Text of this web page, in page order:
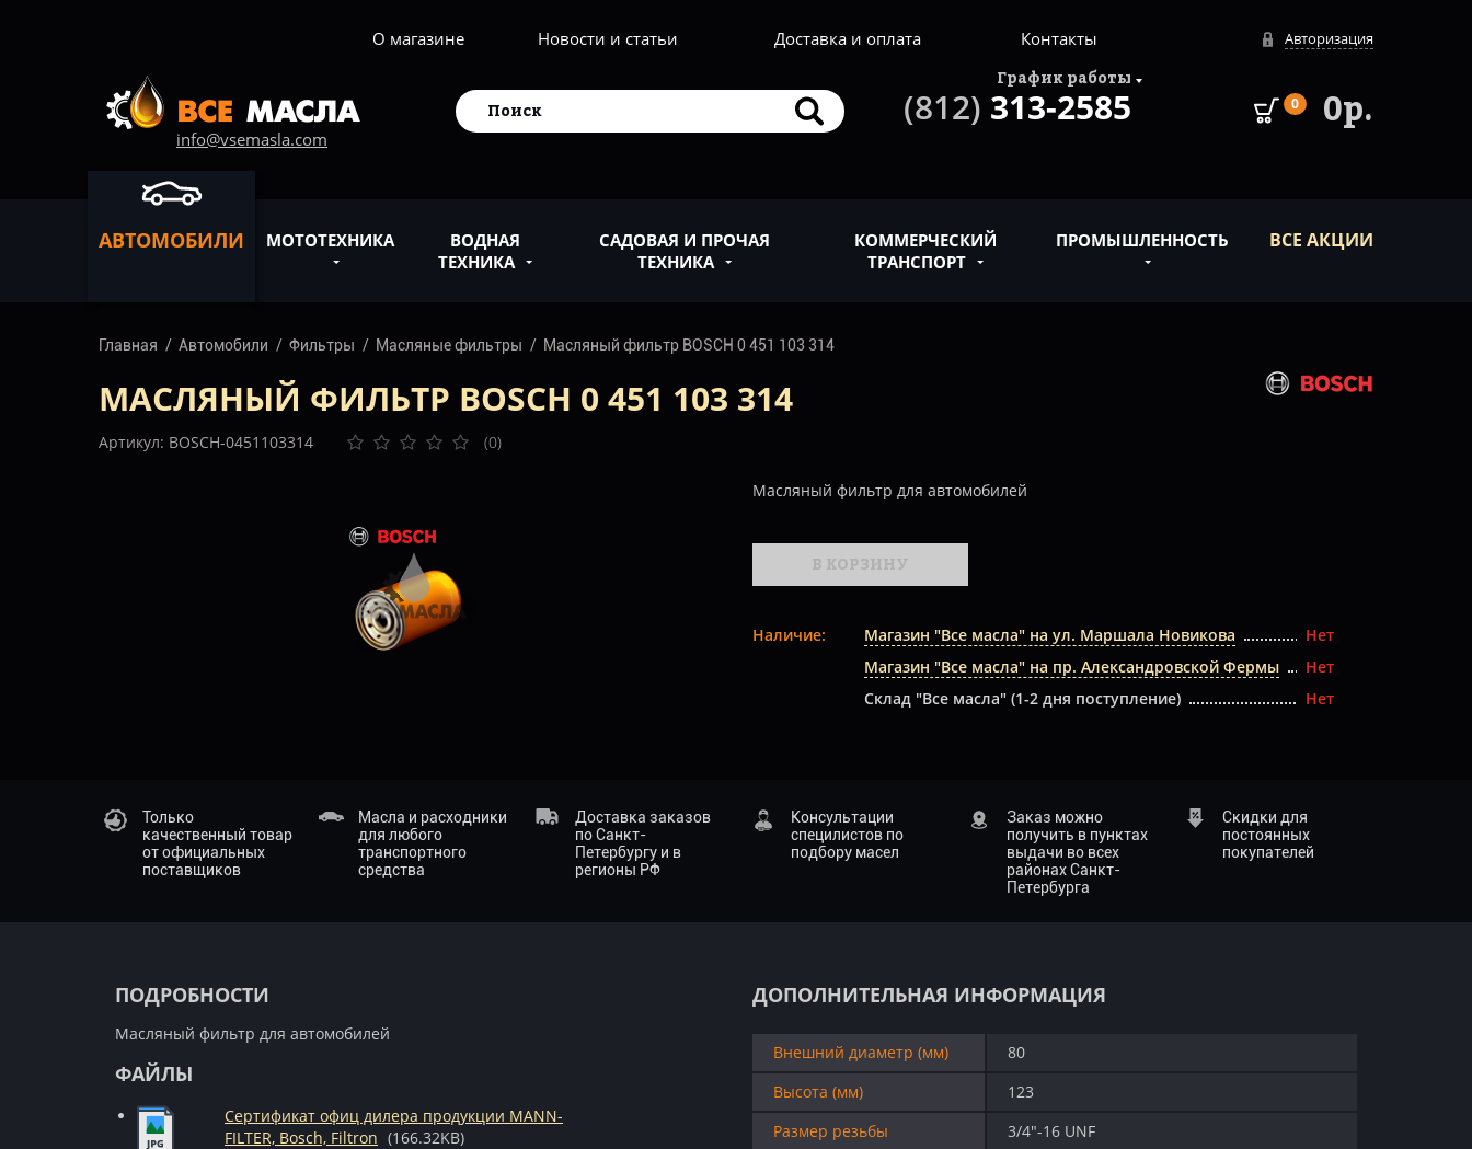
Авторизация
О магазине Новости и статьи Доставка и оплата Контакты
info@vsemasla.com
0 0р.
График работы
(812) 313-2585
АВТОМОБИЛИ МОТОТЕХНИКА
ВОДНАЯ
ТЕХНИКА
САДОВАЯ И ПРОЧАЯ
ТЕХНИКА
КОММЕРЧЕСКИЙ
ТРАНСПОРТ
ПРОМЫШЛЕННОСТЬ ВСЕ АКЦИИ
Главная Автомобили Фильтры Масляные фильтры Масляный фильтр BOSCH 0 451 103 314
МАСЛЯНЫЙ ФИЛЬТР BOSCH 0 451 103 314
Артикул: BOSCH-0451103314 (0)
Масляный фильтр для автомобилей
В КОРЗИНУ
Наличие: Магазин "Все масла" на ул. Маршала Новикова
Нет
Магазин "Все масла" на пр. Александровской Фермы
Нет
Склад "Все масла" (1-2 дня поступление)
Нет
Только
качественный товар
от официальных
поставщиков
Масла и расходники
для любого
транспортного
средства
Доставка заказов
по Санкт-
Петербургу и в
регионы РФ
Консультации
специлистов по
подбору масел
Заказ можно
получить в пунктах
выдачи во всех
районах Санкт-
Петербурга
Скидки для
постоянных
покупателей
ПОДРОБНОСТИ
Масляный фильтр для автомобилей
ФАЙЛЫ
Сертификат офиц дилера продукции MANN-
FILTER, Bosch, Filtron (166.32KB)
ДОПОЛНИТЕЛЬНАЯ ИНФОРМАЦИЯ
Внешний диаметр (мм)
80
Высота (мм)
123
Размер резьбы
3/4"-16 UNF